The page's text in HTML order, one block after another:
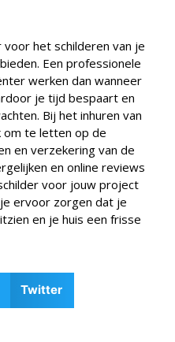
voor het schilderen van je
Een professionele
werken dan wanneer
je tijd bespaart en
Bij het inhuren van
om te letten op de
en verzekering van de
en online reviews
voor jouw project
ervoor zorgen dat je
en je huis een frisse
Twitter